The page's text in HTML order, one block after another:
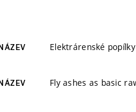
Elektrárenské
Fly ashes as basic